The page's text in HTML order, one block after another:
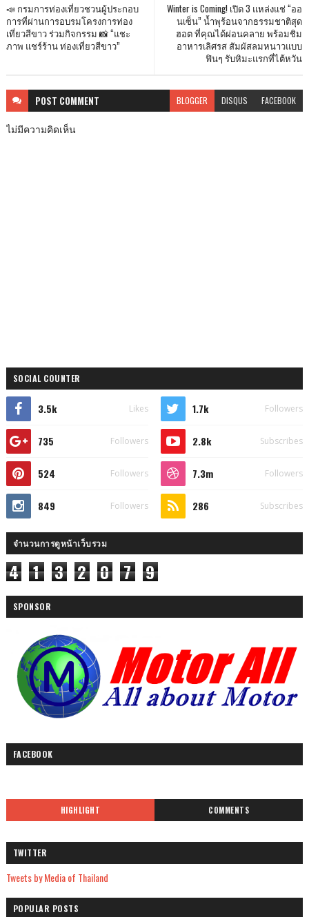
Winter is Coming! เปิด 3 แหล่งแช่ “ออ
นเซ็น” น้ำพุร้อนจากธรรมชาติสุด
ฮอต ที่คุณได้ผ่อนคลาย พร้อมชิม
อาหารเลิศรส สัมผัสลมหนาวแบบ
ฟินๆ รับหิมะแรกที่ไต้หวัน
📣 กรมการท่องเที่ยวชวนผู้ประกอบ
การที่ผ่านการอบรมโครงการท่อง
เที่ยวสีขาว ร่วมกิจกรรม 📸 “แชะ
ภาพ แชร์ร้าน ท่องเที่ยวสีขาว”
POST COMMENT BLOGGER DISQUS FACEBOOK
ไม่มีความคิดเห็น
SOCIAL COUNTER
3.5k Likes 1.7k Followers
735 Followers 2.8k Subscribes
524 Followers 7.3m Followers
849 Followers 286 Subscribes
จำนวนการดูหน้าเว็บรวม
4 1 3 2 0 7 9
SPONSOR
FACEBOOK
HIGHLIGHT COMMENTS
TWITTER
Tweets by Media of Thailand
POPULAR POSTS